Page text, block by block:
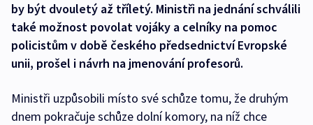
by být dvouletý až tříletý. Ministři na jednání schválili
také možnost povolat vojáky a celníky na pomoc
policistům v době českého předsednictví Evropské
unii, prošel i návrh na jmenování profesorů.
Ministři uzpůsobili místo své schůze tomu, že druhým
dnem pokračuje schůze dolní komory, na níž chce